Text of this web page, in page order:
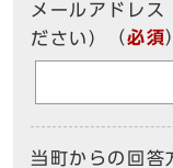
メールアドレス
ださい）
（必須
当町からの回答